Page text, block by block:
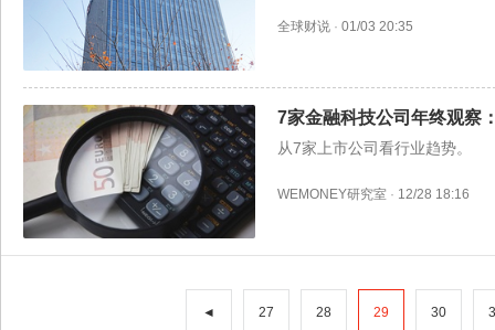
全球财说 · 01/03 20:35
7家金融科技公司年终观察
从7家上市公司看行业趋势。
WEMONEY研究室 · 12/28 18:16
◄ 27 28 29 30